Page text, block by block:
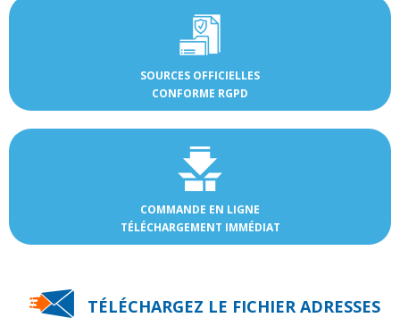
SOURCES OFFICIELLES
CONFORME RGPD
COMMANDE EN LIGNE
TÉLÉCHARGEMENT IMMÉDIAT
TÉLÉCHARGEZ LE FICHIER ADRESSES